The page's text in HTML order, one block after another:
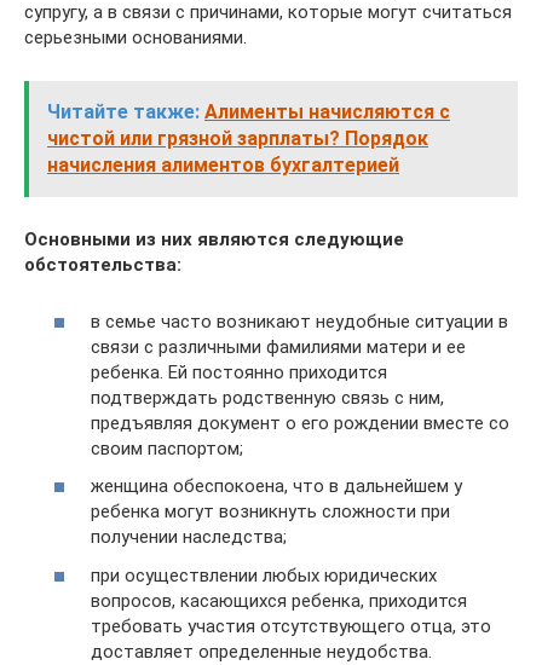
супругу, а в связи с причинами, которые могут считаться
серьезными основаниями.
Читайте также: Алименты начисляются с
чистой или грязной зарплаты? Порядок
начисления алиментов бухгалтерией
Основными из них являются следующие
обстоятельства:
в семье часто возникают неудобные ситуации в
связи с различными фамилиями матери и ее
ребенка. Ей постоянно приходится
подтверждать родственную связь с ним,
предъявляя документ о его рождении вместе со
своим паспортом;
женщина обеспокоена, что в дальнейшем у
ребенка могут возникнуть сложности при
получении наследства;
при осуществлении любых юридических
вопросов, касающихся ребенка, приходится
требовать участия отсутствующего отца, это
доставляет определенные неудобства.